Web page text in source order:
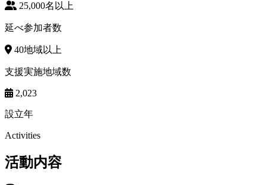
25,000名以上
延べ参加者数
40地域以上
支援実施地域数
2,023
設立年
Activities
活動内容